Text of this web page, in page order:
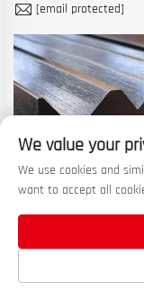
[email protected]
Derechos de autor ©
Todos los
We value your
We use cookies and
want to accept all